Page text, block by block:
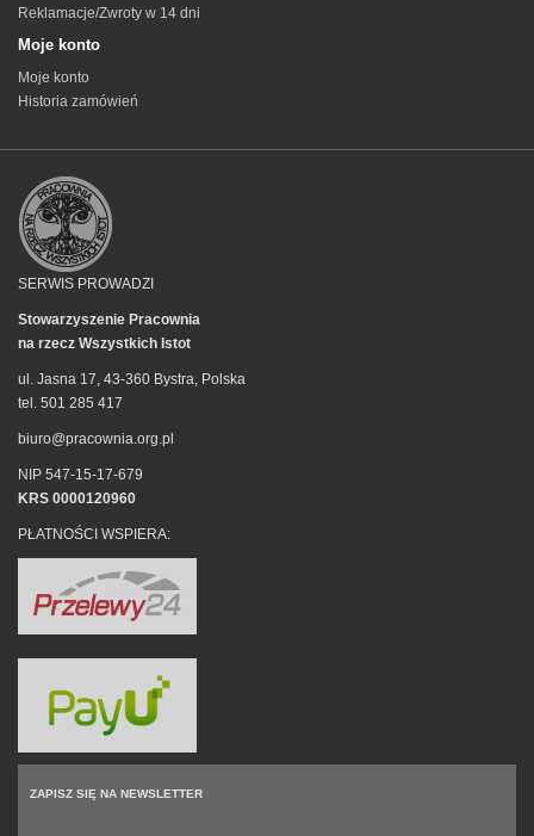
Reklamacje/Zwroty w 14 dni
Moje konto
Moje konto
Historia zamówień
SERWIS PROWADZI
Stowarzyszenie Pracownia
na rzecz Wszystkich Istot
ul. Jasna 17, 43-360 Bystra, Polska
tel. 501 285 417
biuro@pracownia.org.pl
NIP 547-15-17-679
KRS 0000120960
PŁATNOŚCI WSPIERA:
ZAPISZ SIĘ NA NEWSLETTER